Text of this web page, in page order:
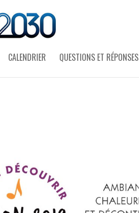
CALENDRIER QUESTIONS ET RÉPONSES